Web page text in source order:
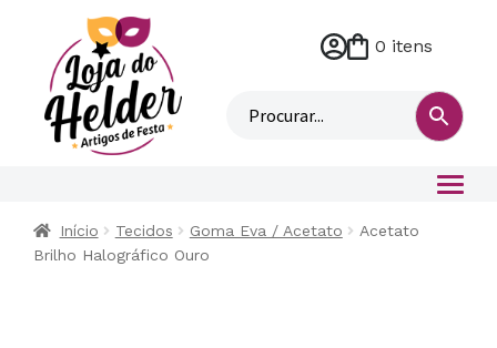
M
n
0 itens
Início Tecidos Goma Eva / Acetato
Acetato
Brilho Halográfico Ouro